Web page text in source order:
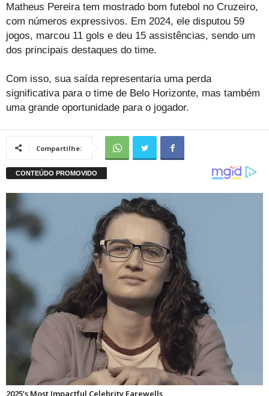
Matheus Pereira tem mostrado bom futebol no Cruzeiro,
com números expressivos. Em 2024, ele disputou 59
jogos, marcou 11 gols e deu 15 assistências, sendo um
dos principais destaques do time.
Com isso, sua saída representaria uma perda
significativa para o time de Belo Horizonte, mas também
uma grande oportunidade para o jogador.
Compartilhe: